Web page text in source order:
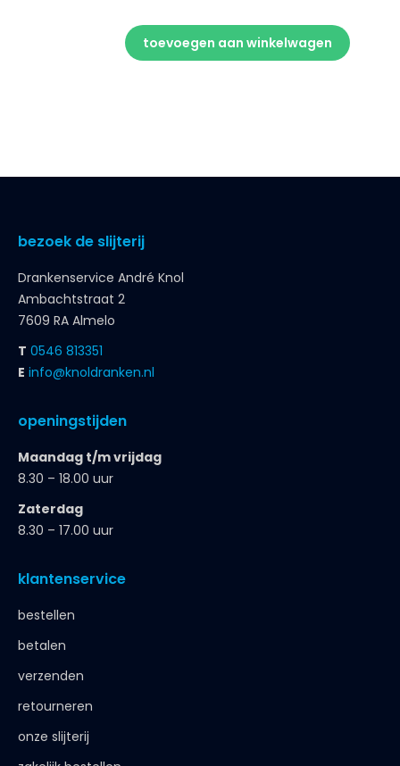
toevoegen aan winkelwagen
bezoek de slijterij
Drankenservice André Knol
Ambachtstraat 2
7609 RA Almelo
T 0546 813351
E info@knoldranken.nl
openingstijden
Maandag t/m vrijdag
8.30 – 18.00 uur
Zaterdag
8.30 – 17.00 uur
klantenservice
bestellen
betalen
verzenden
retourneren
onze slijterij